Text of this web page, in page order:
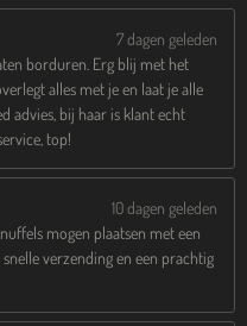
7 dagen geleden
borduren. Erg blij met het
alles met je en laat je alle
advies, bij haar is klant echt
top!
10 dagen geleden
mogen plaatsen met een
verzending en een prachtig